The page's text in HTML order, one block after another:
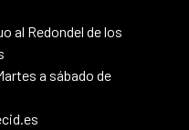
al Redondel de los
a sábado de